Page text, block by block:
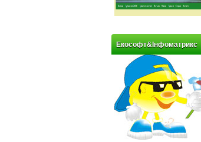
Екософт&Інфоматрикс